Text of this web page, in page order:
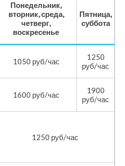
Понедельник,
вторник, среда,
четверг,
воскресенье
Пятница,
суббота
1050 руб/час
1250
руб/час
1600 руб/час
1900
руб/час
1250 руб/час